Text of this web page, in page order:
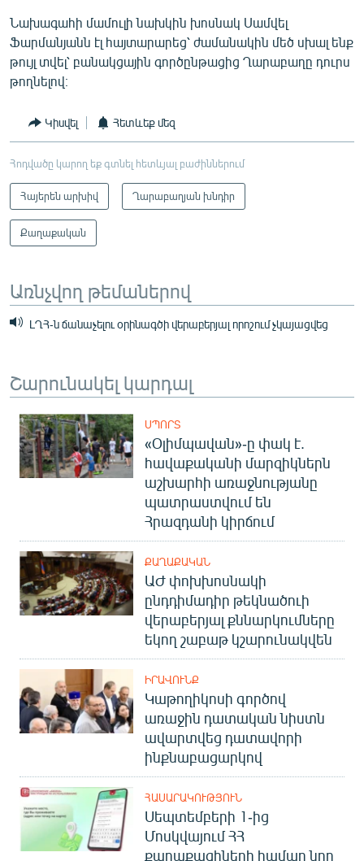
Նախագահի մամուլի նախկին խոսնակ Սամվել
Ֆարմանյանն էլ հայտարարեց՝ ժամանակին մեծ սխալ ենք
թույլ տվել՝ բանակցային գործընթացից Ղարաբաղը դուրս
թողնելով։
Կիսվել Հետևեք մեզ
Հոդվածը կարող եք գտնել հետևյալ բաժիններում
Հայերեն արխիվ Ղարաբաղյան խնդիր
Քաղաքական
Առնչվող թեմաներով
ԼՂՀ-ն ճանաչելու օրինագծի վերաբերյալ որոշում չկայացվեց
Շարունակել կարդալ
ՍՊՈՐՏ
«Օլիմպավան»-ը փակ է.
հավաքականի մարզիկներն
աշխարհի առաջնությանը
պատրաստվում են
Հրազդանի կիրճում
ՔԱՂԱՔԱԿԱՆ
ԱԺ փոխխոսնակի
ընդդիմադիր թեկնածուի
վերաբերյալ քննարկումները
եկող շաբաթ կշարունակվեն
ԻՐԱՎՈՒՆՔ
Կաթողիկոսի գործով
առաջին դատական նիստն
ավարտվեց դատավորի
ինքնաբացարկով
ՀԱՍԱՐԱԿՈՒԹՅՈՒՆ
Սեպտեմբերի 1-ից
Մոսկվայում ՀՀ
քաղաքացիների համար նոր